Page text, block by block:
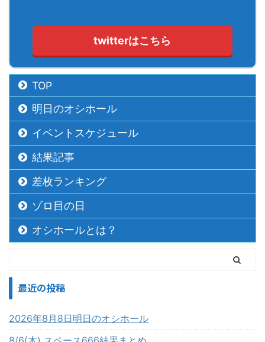
twitterはこちら
TOP
明日のオシホール
イベントスケジュール
結果記事
差枚ランキング
ゾロ目の日
オシホールとは？
最近の投稿
2026年8月8日明日のオシホール